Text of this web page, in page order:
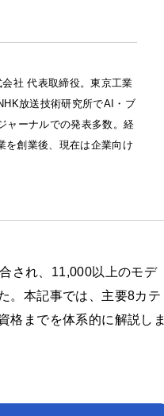
社 代表取締役。東京工業
放送技術研究所でAI・ブ
ャーナルでの発表多数。経
を創業後、現在は企業向け
され、11,000以上のモデ
。本記事では、主要8カテ
格までを体系的に解説しま